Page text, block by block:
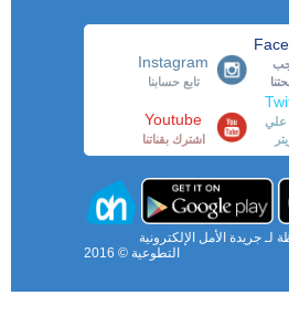
Instagram
تابع حسابنا
علي
Youtube
اشترك بقناتنا
جريدة الأمل الإلكترونية
التطوعية © 2016